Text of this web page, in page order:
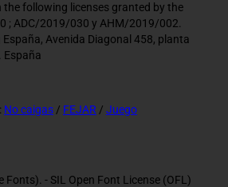
the following licenses granted by the
; ADC/2019/030 y AHM/2019/002.
Avenida Diagonal 458, planta
España
: No caigas / FEJAR / Juego
Fonts). - SIL Open Font License (OFL)